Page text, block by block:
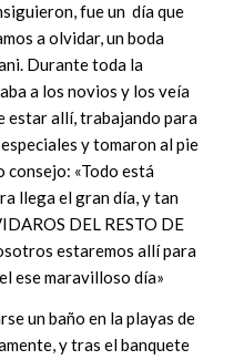
fue un día que
a olvidar, un boda
Durante toda la
a los novios y los veía
estar allí, trabajando para
y tomaron al pie
consejo: «Todo está
llega el gran día, y tan
DEL RESTO DE
estaremos allí para
ese maravilloso día»
un baño en la playas de
y tras el banquete